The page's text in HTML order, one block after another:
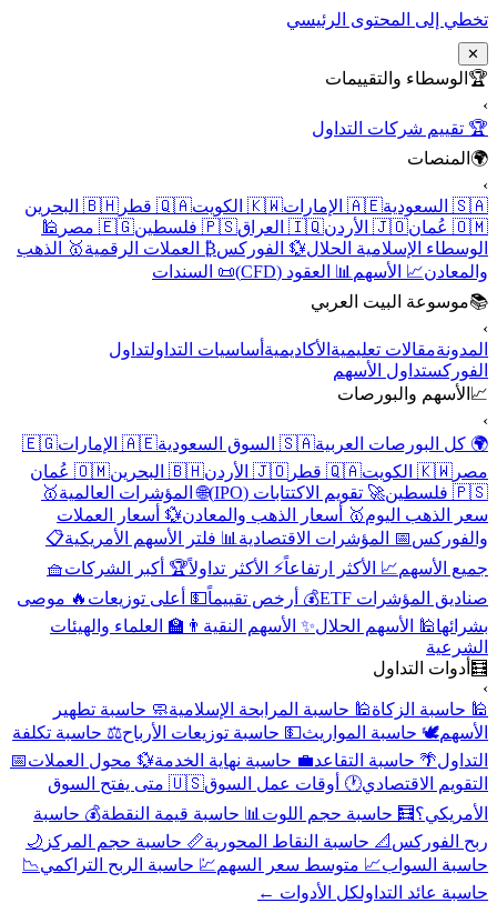
تخطي إلى المحتوى الرئيسي
✕
🏆 الوسطاء والتقييمات
›
🏆 تقييم شركات التداول
🌍 المنصات
›
🇸🇦 السعودية
🇦🇪 الإمارات 🇰🇼 الكويت 🇶🇦 قطر
🇧🇭 البحرين
🇴🇲 عُمان
🇯🇴 الأردن 🇮🇶 العراق 🇵🇸 فلسطين 🇪🇬 مصر
🕌
الوسطاء الإسلامية الحلال💱 الفوركس₿ العملات الرقمية🥇 الذهب
والمعادن📈 الأسهم 📊 العقود (CFD)
📜 السندات
📚موسوعة البيت العربي
›
المدونةمقالات تعليمية الأكاديمية أساسيات التداولتداول
الفوركستداول الأسهم
📈 الأسهم والبورصات
›
🌍 كل البورصات العربية🇸🇦 السوق السعودية 🇦🇪 الإمارات
🇪🇬
مصر 🇰🇼 الكويت 🇶🇦 قطر 🇯🇴 الأردن 🇧🇭 البحرين
🇴🇲 عُمان
🇵🇸 فلسطين
🚀 تقويم الاكتتابات (IPO) 🌐 المؤشرات العالمية🥇
سعر الذهب اليوم🥇 أسعار الذهب والمعادن💱 أسعار العملات
والفوركس📅 المؤشرات الاقتصادية 📊 فلتر الأسهم الأمريكية📋
جميع الأسهم📈 الأكثر ارتفاعاً⚡ الأكثر تداولاً🏆 أكبر الشركات🧺
صناديق المؤشرات ETF
💰 أرخص تقييماً💵 أعلى توزيعات 🔥 موصى
بشرائها🕌 الأسهم الحلال✨ الأسهم النقية 👨‍🏫 العلماء والهيئات
الشرعية
🧮 أدوات التداول
›
🕌 حاسبة الزكاة🕌 حاسبة المرابحة الإسلامية🧼 حاسبة تطهير
الأسهم🕊️ حاسبة المواريث💵 حاسبة توزيعات الأرباح⚖️ حاسبة تكلفة
التداول🌴 حاسبة التقاعد💼 حاسبة نهاية الخدمة💱 محول العملات📅
التقويم الاقتصادي🕐 أوقات عمل السوق
🇺🇸 متى يفتح السوق
الأمريكي؟🧮 حاسبة حجم اللوت 📊 حاسبة قيمة النقطة💰 حاسبة
ربح الفوركس 📐 حاسبة النقاط المحورية📏 حاسبة حجم المركز 🌙
حاسبة السواب📈 متوسط سعر السهم💹 حاسبة الربح التراكمي📉
حاسبة عائد التداولكل الأدوات ←